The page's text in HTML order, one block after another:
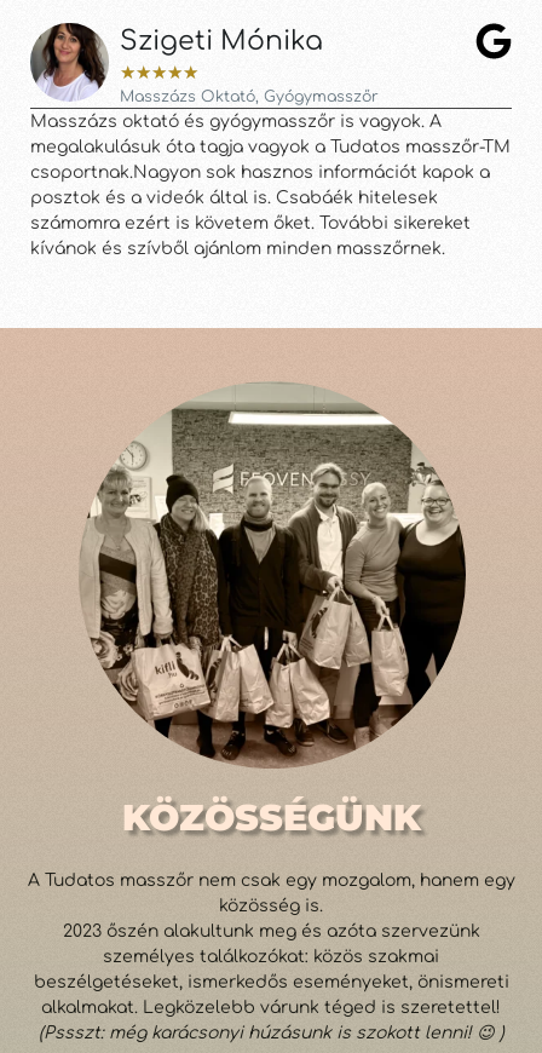
Szigeti Mónika
★★★★★
Masszázs Oktató, Gyógymasszőr
Masszázs oktató és gyógymasszőr is vagyok. A
megalakulásuk óta tagja vagyok a Tudatos masszőr-TM
csoportnak.Nagyon sok hasznos információt kapok a
posztok és a videók által is. Csabáék hitelesek
számomra ezért is követem őket. További sikereket
kívánok és szívből ajánlom minden masszőrnek.
KÖZÖSSÉGÜNK
A Tudatos masszőr nem csak egy mozgalom, hanem egy
közösség is.
2023 őszén alakultunk meg és azóta szervezünk
személyes találkozókat: közös szakmai
beszélgetéseket, ismerkedős eseményeket, önismereti
alkalmakat. Legközelebb várunk téged is szeretettel!
(Pssszt: még karácsonyi húzásunk is szokott lenni! 😉 )